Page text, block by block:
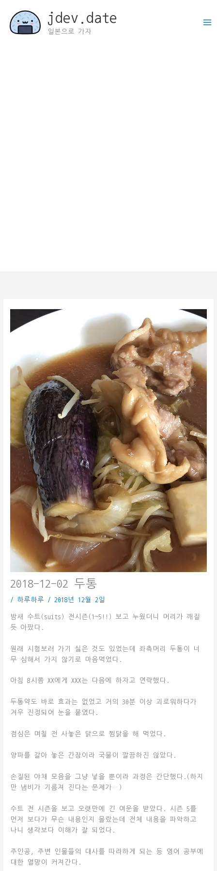
jdev.date
일본으로 가자
2018-12-02 두통
/ 하루하루 / 2018년 12월 2일
밤새 수트(suits) 전시즌(1~5!!) 보고 누웠더니 머리가 깨질
듯 아팠다.
원래 시험보러 가기 싫은 것도 있었는데 좌측머리 두통이 너
무 심해서 가지 않기로 마음먹었다.
아침 8시쯤 XX에게 XXX는 다음에 하자고 연락했다.
두통약도 바로 효과는 없었고 거의 30분 이상 괴로워하다가
겨우 진정되어 눈을 붙였다.
점심은 며칠 전 사놓은 닭으로 찜닭을 해 먹었다.
양파를 갈아 놓은 간장이라 국물이 깔끔하진 않았다.
손질된 야채 모음을 그냥 넣을 뿐이라 과정은 간단했다.(하지
만 냄비가 기름져 진다는 문제가…)
수트 전 시즌을 보고 오랫만에 긴 여운을 받았다. 시즌 5를
먼저 보다가 무슨 내용인지 몰랐는데 전체 내용을 파악하고
나니 생각보다 이해가 잘 되었다.
주인공, 주변 인물들의 대사를 따라하게 되는 등 영어 공부에
대한 열망이 커져간다.